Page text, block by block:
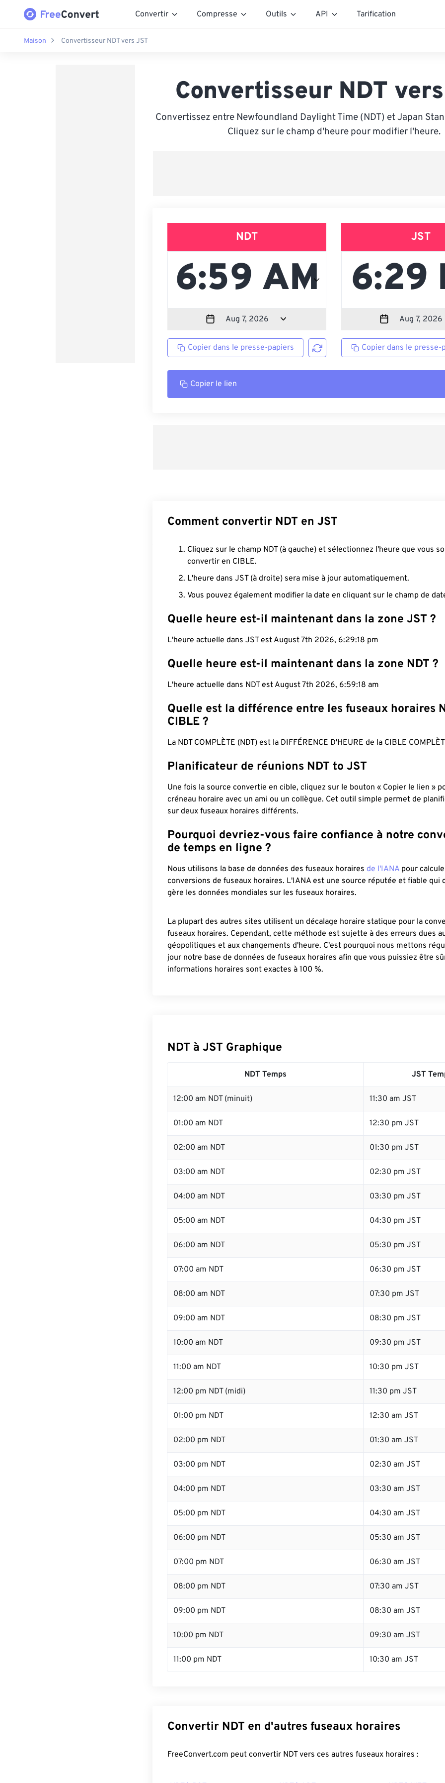
Convertir Compresse Outils API Tarification
Maison Convertisseur NDT vers JST
Convertisseur NDT
Convertissez entre Newfoundland Daylight Time (NDT) et Japan
Cliquez sur le champ d'heure pour modifier l'heure.
NDT
Copier dans le presse-papiers
JST
Copier dans le presse-
Copier le lien
Comment convertir NDT en JST
Cliquez sur le champ NDT (à gauche) et sélectionnez l'heure que vous
convertir en CIBLE.
L'heure dans JST (à droite) sera mise à jour automatiquement.
Vous pouvez également modifier la date en cliquant sur le champ de
Quelle heure est-il maintenant dans la zone JST ?
L'heure actuelle dans JST est August 7th 2026, 6:29:19 pm
Quelle heure est-il maintenant dans la zone NDT ?
L'heure actuelle dans NDT est August 7th 2026, 6:59:19 am
Quelle est la différence entre les fuseaux horaires
CIBLE ?
La NDT COMPLÈTE (NDT) est la DIFFÉRENCE D'HEURE de la CIBLE
Planificateur de réunions NDT to JST
Une fois la source convertie en cible, cliquez sur le bouton « Copier le lien »
créneau horaire avec un ami ou un collègue. Cet outil simple permet de
sur deux fuseaux horaires différents.
Pourquoi devriez-vous faire confiance à notre
de temps en ligne ?
Nous utilisons la base de données des fuseaux horaires de l'IANA pour
conversions de fuseaux horaires. L'IANA est une source réputée et fiable qui
gère les données mondiales sur les fuseaux horaires.
La plupart des autres sites utilisent un décalage horaire statique pour la
fuseaux horaires. Cependant, cette méthode est sujette à des erreurs dues
géopolitiques et aux changements d'heure. C'est pourquoi nous mettons
jour notre base de données de fuseaux horaires afin que vous puissiez être
informations horaires sont exactes à 100 %.
NDT à JST Graphique
NDT Temps JST
12:00 am NDT (minuit) 11:30 am JST
01:00 am NDT 12:30 pm JST
02:00 am NDT 01:30 pm JST
03:00 am NDT 02:30 pm JST
04:00 am NDT 03:30 pm JST
05:00 am NDT 04:30 pm JST
06:00 am NDT 05:30 pm JST
07:00 am NDT 06:30 pm JST
08:00 am NDT 07:30 pm JST
09:00 am NDT 08:30 pm JST
10:00 am NDT 09:30 pm JST
11:00 am NDT 10:30 pm JST
12:00 pm NDT (midi) 11:30 pm JST
01:00 pm NDT 12:30 am JST
02:00 pm NDT 01:30 am JST
03:00 pm NDT 02:30 am JST
04:00 pm NDT 03:30 am JST
05:00 pm NDT 04:30 am JST
06:00 pm NDT 05:30 am JST
07:00 pm NDT 06:30 am JST
08:00 pm NDT 07:30 am JST
09:00 pm NDT 08:30 am JST
10:00 pm NDT 09:30 am JST
11:00 pm NDT 10:30 am JST
Convertir NDT en d'autres fuseaux horaires
FreeConvert.com peut convertir NDT vers ces autres fuseaux horaires :